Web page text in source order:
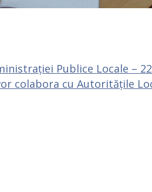
Publice Locale –
colabora cu Autoritățile